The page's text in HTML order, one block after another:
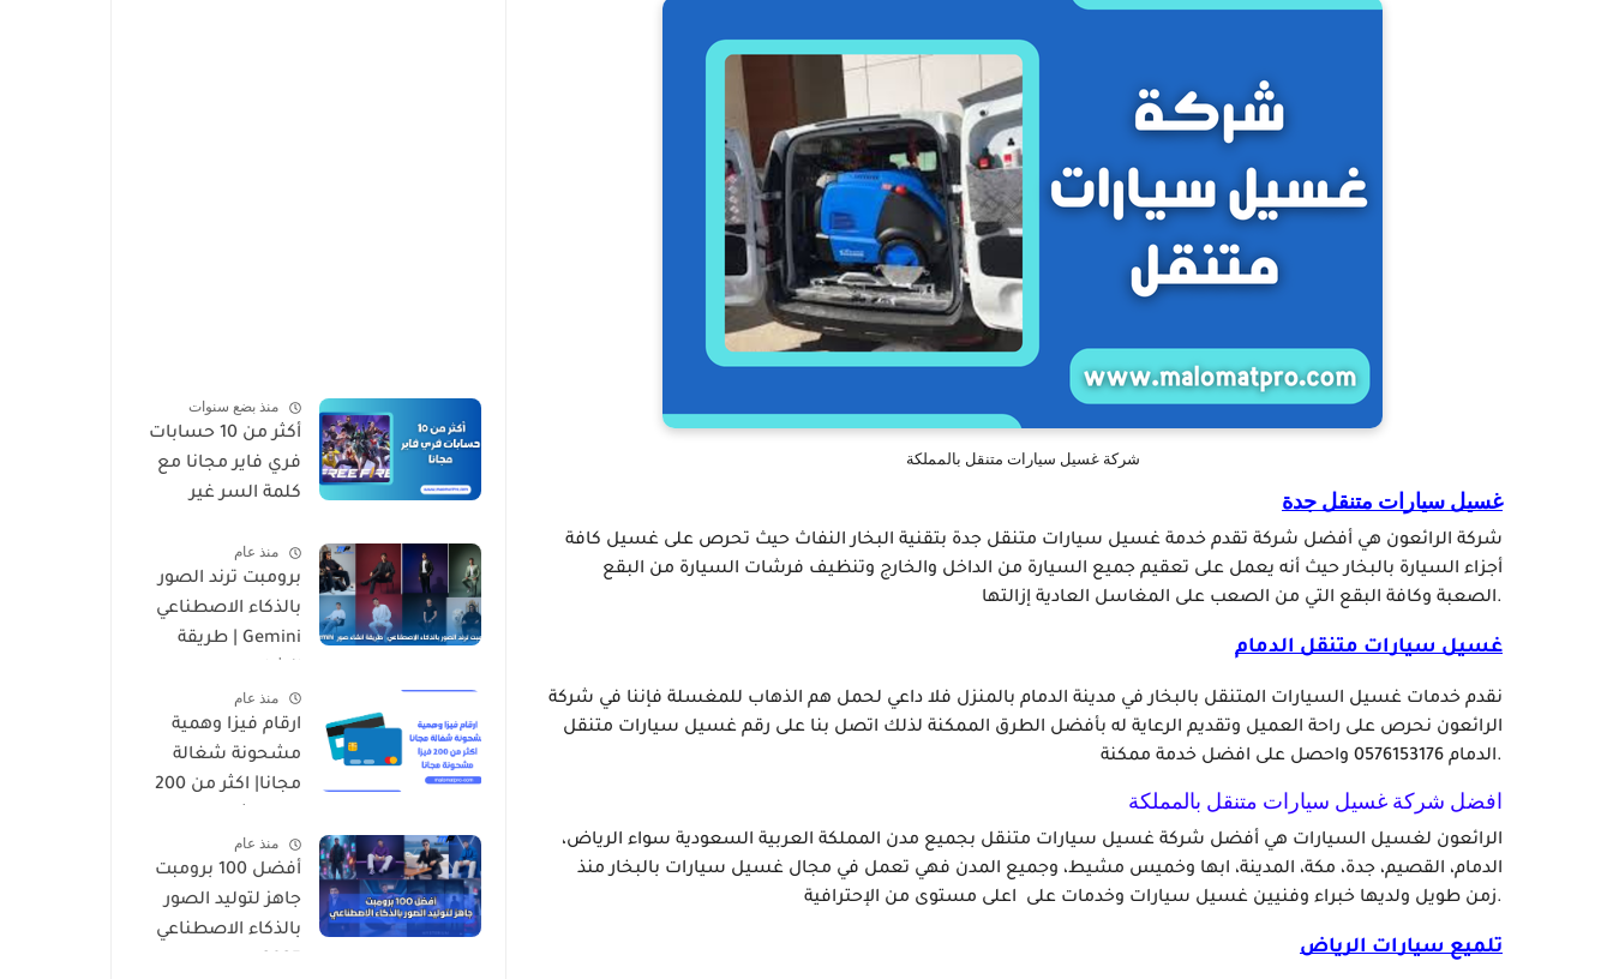
شركة غسيل سيارات متنقل بالمملكة
غسيل سيارات متنقل جدة
شركة الرائعون هي أفضل شركة تقدم خدمة غسيل سيارات متنقل جدة بتقنية البخار النفاث حيث تحرص على غسيل كافة
أجزاء السيارة بالبخار حيث أنه يعمل على تعقيم جميع السيارة من الداخل والخارج وتنظيف فرشات السيارة من البقع
الصعبة وكافة البقع التي من الصعب على المغاسل العادية إزالتها.
غسيل سيارات متنقل الدمام
نقدم خدمات غسيل السيارات المتنقل بالبخار في مدينة الدمام بالمنزل فلا داعي لحمل هم الذهاب للمغسلة فإننا في شركة
الرائعون نحرص على راحة العميل وتقديم الرعاية له بأفضل الطرق الممكنة لذلك اتصل بنا على رقم غسيل سيارات متنقل
الدمام 0576153176 واحصل على افضل خدمة ممكنة.
افضل شركة غسيل سيارات متنقل بالمملكة
الرائعون لغسيل السيارات هي أفضل شركة غسيل سيارات متنقل بجميع مدن المملكة العربية السعودية سواء الرياض،
الدمام، القصيم، جدة، مكة، المدينة، ابها وخميس مشيط، وجميع المدن فهي تعمل في مجال غسيل سيارات بالبخار منذ
زمن طويل ولديها خبراء وفنيين غسيل سيارات وخدمات على اعلى مستوى من الإحترافية.
تلميع سيارات الرياض
منذ بضع سنوات
أكثر من 10 حسابات
فري فاير مجانا مع
كلمة السر غير
منذ عام
برومبت ترند الصور
بالذكاء الاصطناعي
Gemini | طريقة
banana
منذ عام
ارقام فيزا وهمية
مشحونة شغالة
مجانا| اكثر من 200
منذ عام
أفضل 100 برومبت
جاهز لتوليد الصور
بالذكاء الاصطناعي